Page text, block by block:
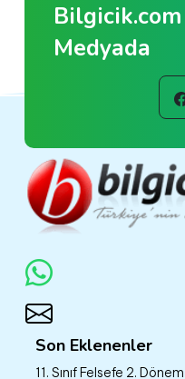
Medyada
Son Eklenenler
11. Sınıf Felsefe 2.